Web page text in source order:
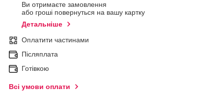
Ви отримаєте замовлення
або гроші повернуться на вашу картку
Детальніше
Оплатити частинами
Післяплата
Готівкою
Всі умови оплати